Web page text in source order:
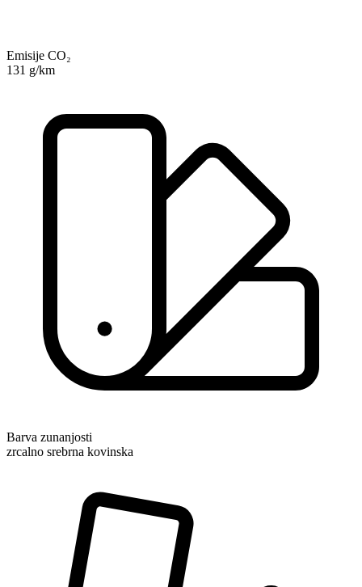
Emisije CO₂
131 g/km
Barva zunanjosti
zrcalno srebrna kovinska